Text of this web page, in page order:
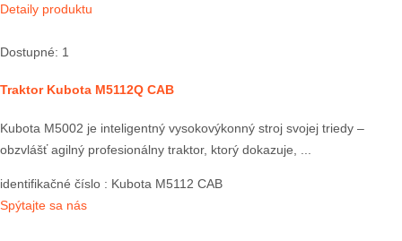
Detaily produktu
Dostupné: 1
Traktor Kubota M5112Q CAB
Kubota M5002 je inteligentný vysokovýkonný stroj svojej triedy –
obzvlášť agilný profesionálny traktor, ktorý dokazuje, ...
identifikačné číslo : Kubota M5112 CAB
Spýtajte sa nás